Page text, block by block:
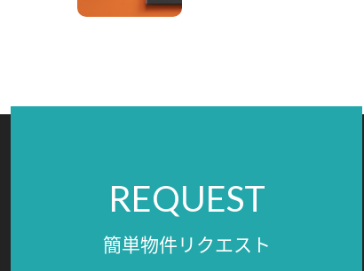
REQUEST
簡単物件リクエスト